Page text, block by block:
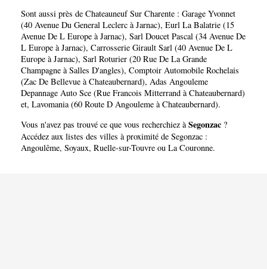
Sont aussi près de Chateauneuf Sur Charente : Garage Yvonnet
(40 Avenue Du General Leclerc à Jarnac), Eurl La Balatrie (15
Avenue De L Europe à Jarnac), Sarl Doucet Pascal (34 Avenue De
L Europe à Jarnac), Carrosserie Girault Sarl (40 Avenue De L
Europe à Jarnac), Sarl Roturier (20 Rue De La Grande
Champagne à Salles D'angles), Comptoir Automobile Rochelais
(Zac De Bellevue à Chateaubernard), Adas Angouleme
Depannage Auto Sce (Rue Francois Mitterrand à Chateaubernard)
et, Lavomania (60 Route D Angouleme à Chateaubernard).
Vous n'avez pas trouvé ce que vous recherchiez àSegonzac ?
Accédez aux listes des villes à proximité de Segonzac :
Angoulême, Soyaux, Ruelle-sur-Touvre ou La Couronne.